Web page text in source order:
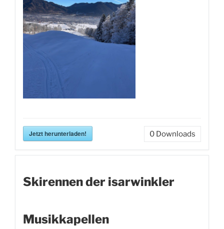
Jetzt herunterladen! 0 Downloads
Skirennen der isarwinkler
Musikkapellen